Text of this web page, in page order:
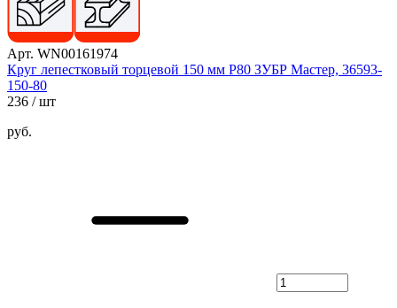
Арт. WN00161974
Круг лепестковый торцевой 150 мм Р80 ЗУБР Мастер, 36593-
150-80
236 / шт
руб.